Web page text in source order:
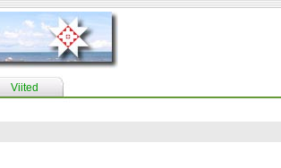
Viited